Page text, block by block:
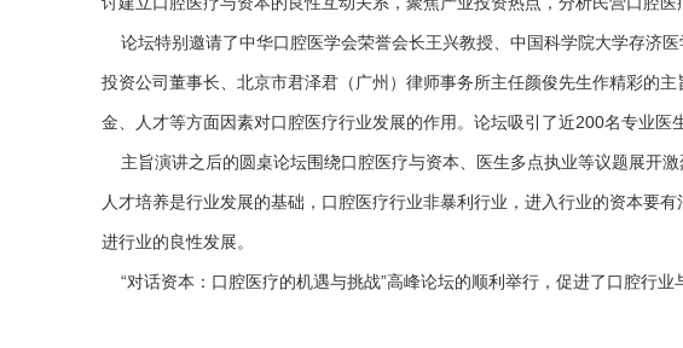
论坛特别邀请了中华口腔医学会荣誉会长王兴教授、中国科学院大学存济
投资公司董事长、北京市君泽君（广州）律师事务所主任颜俊先生作精彩的
金、人才等方面因素对口腔医疗行业发展的作用。论坛吸引了近200名专业医
主旨演讲之后的圆桌论坛围绕口腔医疗与资本、医生多点执业等议题展开
人才培养是行业发展的基础，口腔医疗行业非暴利行业，进入行业的资本要
进行业的良性发展。
“对话资本：口腔医疗的机遇与挑战”高峰论坛的顺利举行，促进了口腔行